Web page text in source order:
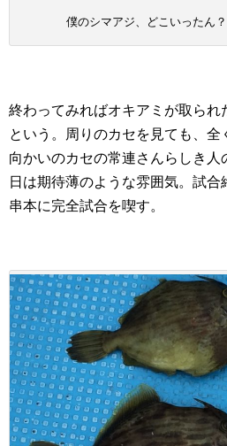
僕のシマアジ、どこいったん？
終わってみればオキアミが取られ
という。周りのカセを見ても、全
向かいのカセの常連さんらしき人
日は期待薄のような雰囲気。試
串本に完全試合を喫す。